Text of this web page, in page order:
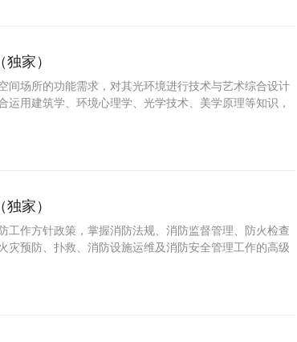
家）
间场所的功能需求，对其光环境进行技术与艺术综合设计
运用建筑学、环境心理学、光学技术、美学原理等知识，
果图绘制、照明设备选型、供
家）
工作方针政策，掌握消防法规、消防监督管理、防火检查
灾预防、扑救、消防设施运维及消防安全管理工作的高级